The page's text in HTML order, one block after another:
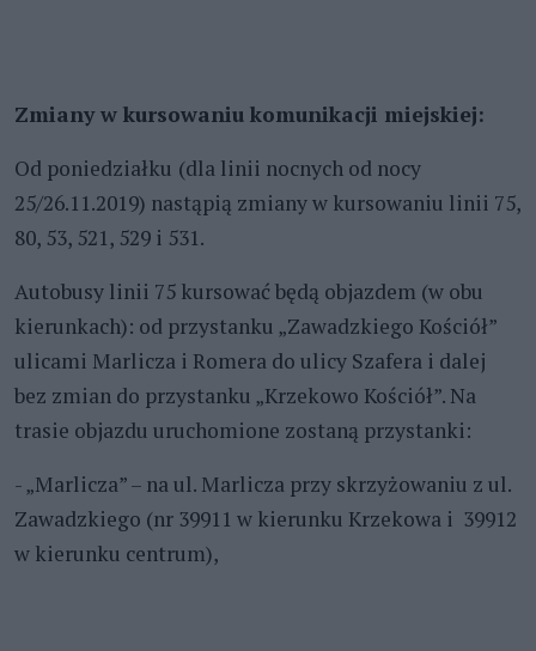
Zmiany w kursowaniu komunikacji miejskiej:
Od poniedziałku (dla linii nocnych od nocy
25/26.11.2019) nastąpią zmiany w kursowaniu linii 75,
80, 53, 521, 529 i 531.
Autobusy linii 75 kursować będą objazdem (w obu
kierunkach): od przystanku „Zawadzkiego Kościół”
ulicami Marlicza i Romera do ulicy Szafera i dalej
bez zmian do przystanku „Krzekowo Kościół”. Na
trasie objazdu uruchomione zostaną przystanki:
- „Marlicza” – na ul. Marlicza przy skrzyżowaniu z ul.
Zawadzkiego (nr 39911 w kierunku Krzekowa i 39912
w kierunku centrum),